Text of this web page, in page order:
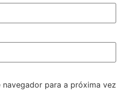
navegador para a próxima vez